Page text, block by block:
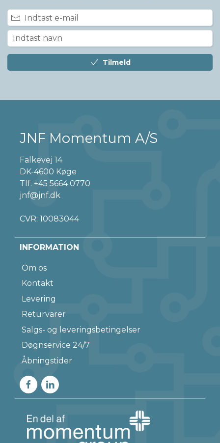
Tilmeld
JNF Momentum A/S
Falkevej 14
DK-4600 Køge
Tlf. +45 5664 0770
jnf@jnf.dk
CVR: 10083044
INFORMATION
Om os
Kontakt
Levering
Returvarer
Salgs- og leveringsbetingelser
Døgnservice 24/7
Åbningstider